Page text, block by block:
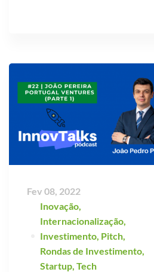
Fev 08, 2022
Inovação,
Internacionalização,
Investimento, Pitch,
Rondas de Investimento,
Startup, Tech